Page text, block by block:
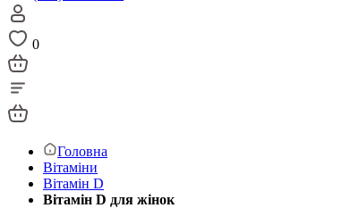
0
Головна
Вітаміни
Вітамін D
Вітамін D для жінок